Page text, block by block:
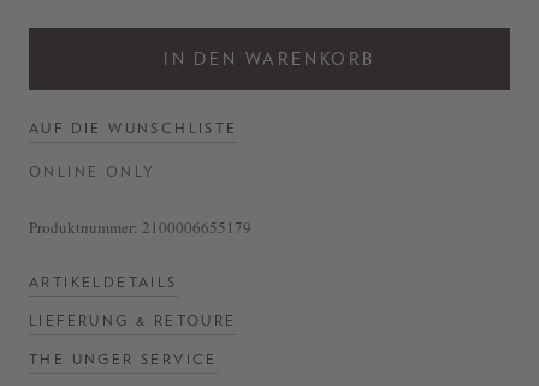
IN DEN WARENKORB
AUF DIE WUNSCHLISTE
ONLINE ONLY
Produktnummer: 2100006655179
ARTIKELDETAILS
LIEFERUNG & RETOURE
THE UNGER SERVICE